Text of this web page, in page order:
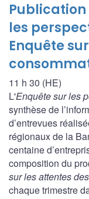
Publication
les
Enquête
11 h 30 (HE)
L'Enquête sur les
synthèse de
d’entrevues
régionaux de la
centaine
composition du
sur les attentes
chaque trimestre